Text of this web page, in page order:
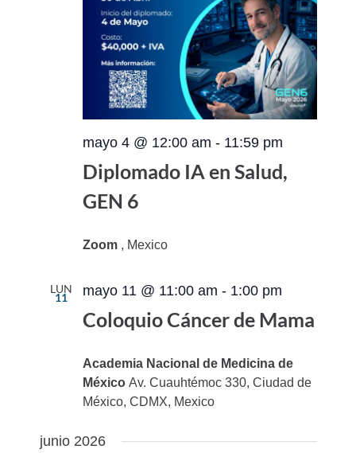
mayo 4 @ 12:00 am - 11:59 pm
Diplomado IA en Salud,
GEN 6
Zoom , Mexico
LUN
11 mayo 11 @ 11:00 am - 1:00 pm
Coloquio Cáncer de Mama
Academia Nacional de Medicina de
México Av. Cuauhtémoc 330, Ciudad de
México, CDMX, Mexico
junio 2026